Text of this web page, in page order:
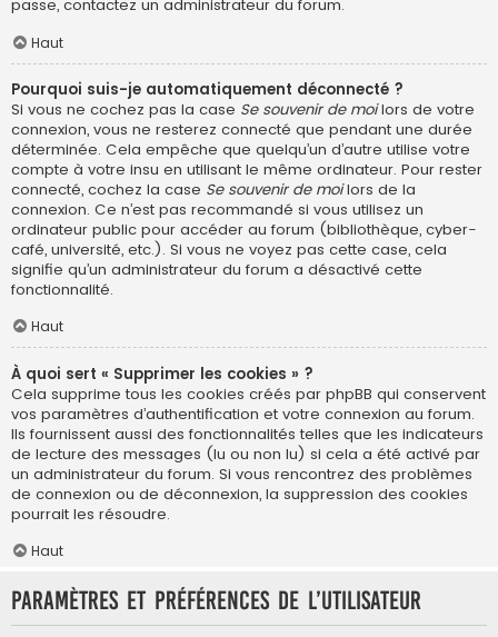
passe, contactez un administrateur du forum.
Haut
Pourquoi suis-je automatiquement déconnecté ?
Si vous ne cochez pas la case Se souvenir de moilors de votre
connexion, vous ne resterez connecté que pendant une durée
déterminée. Cela empêche que quelqu’un d’autre utilise votre
compte à votre insu en utilisant le même ordinateur. Pour rester
connecté, cochez la case Se souvenir de moilors de la
connexion. Ce n’est pas recommandé si vous utilisez un
ordinateur public pour accéder au forum (bibliothèque, cyber-
café, université, etc.). Si vous ne voyez pas cette case, cela
signifie qu’un administrateur du forum a désactivé cette
fonctionnalité.
Haut
À quoi sert « Supprimer les cookies » ?
Cela supprime tous les cookies créés par phpBB qui conservent
vos paramètres d’authentification et votre connexion au forum.
Ils fournissent aussi des fonctionnalités telles que les indicateurs
de lecture des messages (lu ou non lu) si cela a été activé par
un administrateur du forum. Si vous rencontrez des problèmes
de connexion ou de déconnexion, la suppression des cookies
pourrait les résoudre.
Haut
Paramètres et préférences de l’utilisateur